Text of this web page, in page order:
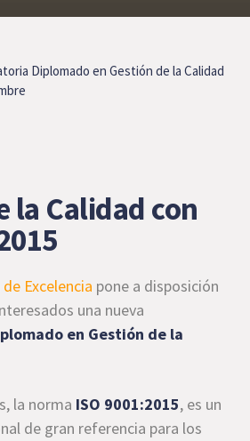
Diplomado en Gestión de la Calidad
la Calidad con
Excelencia pone a disposición
una nueva
en Gestión de la
la norma ISO 9001:2015, es un
de gran referencia para los